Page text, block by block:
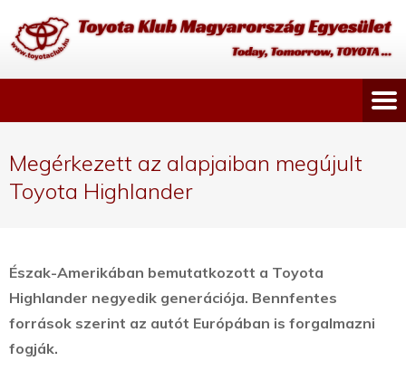
Megérkezett az alapjaiban megújult
Toyota Highlander
Észak-Amerikában bemutatkozott a Toyota
Highlander negyedik generációja. Bennfentes
források szerint az autót Európában is forgalmazni
fogják.